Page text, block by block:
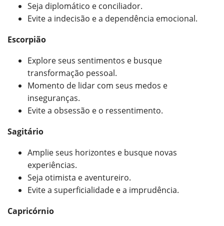
Seja diplomático e conciliador.
Evite a indecisão e a dependência emocional.
Escorpião
Explore seus sentimentos e busque
transformação pessoal.
Momento de lidar com seus medos e
inseguranças.
Evite a obsessão e o ressentimento.
Sagitário
Amplie seus horizontes e busque novas
experiências.
Seja otimista e aventureiro.
Evite a superficialidade e a imprudência.
Capricórnio